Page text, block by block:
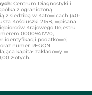
: Centrum Diagnostyki i
z ograniczoną
z siedzibą w Katowicach (40-
Kościuszki 215B, wpisana
Krajowego Rejestru
0000941770,
identyfikacji podatkowej
numer REGON
kapitał zakładowy w
złotych.